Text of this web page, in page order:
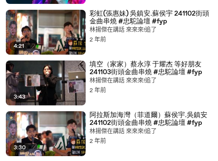
4:21
彩虹(張惠妹) 吳鎮安.蘇侯宇 241102街頭
金曲串燒 #忠駝論壇 #fyp
林揚傑在講話 來來來!追了
2 年前
3:43
填空（家家）蔡永淳 于耀杰 等好朋友
241103街頭金曲串燒 #忠駝論壇 #fyp
林揚傑在講話 來來來!追了
2 年前
3:30
阿拉斯加海灣（菲道爾）蘇侯宇.吳鎮安
241102街頭金曲串燒 #忠駝論壇 #fyp
林揚傑在講話 來來來!追了
2 年前